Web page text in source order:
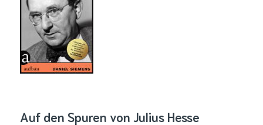
Auf den Spuren von Julius Hesse